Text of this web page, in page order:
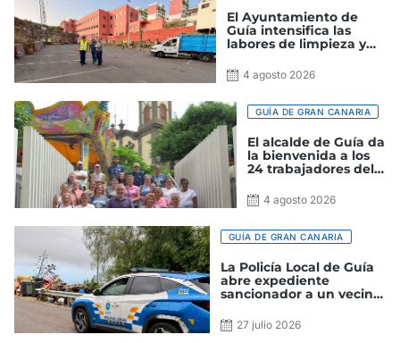
El Ayuntamiento de
Guía intensifica las
labores de limpieza y
públicos del municipio
4 agosto 2026
GUÍA DE GRAN CANARIA
El alcalde de Guía da
la bienvenida a los
24 trabajadores del
20264 agosto 2026
GUÍA DE GRAN CANARIA
La Policía Local de Guía
abre expediente
sancionador a un vecino
enseres junto a la vía
pública
27 julio 2026